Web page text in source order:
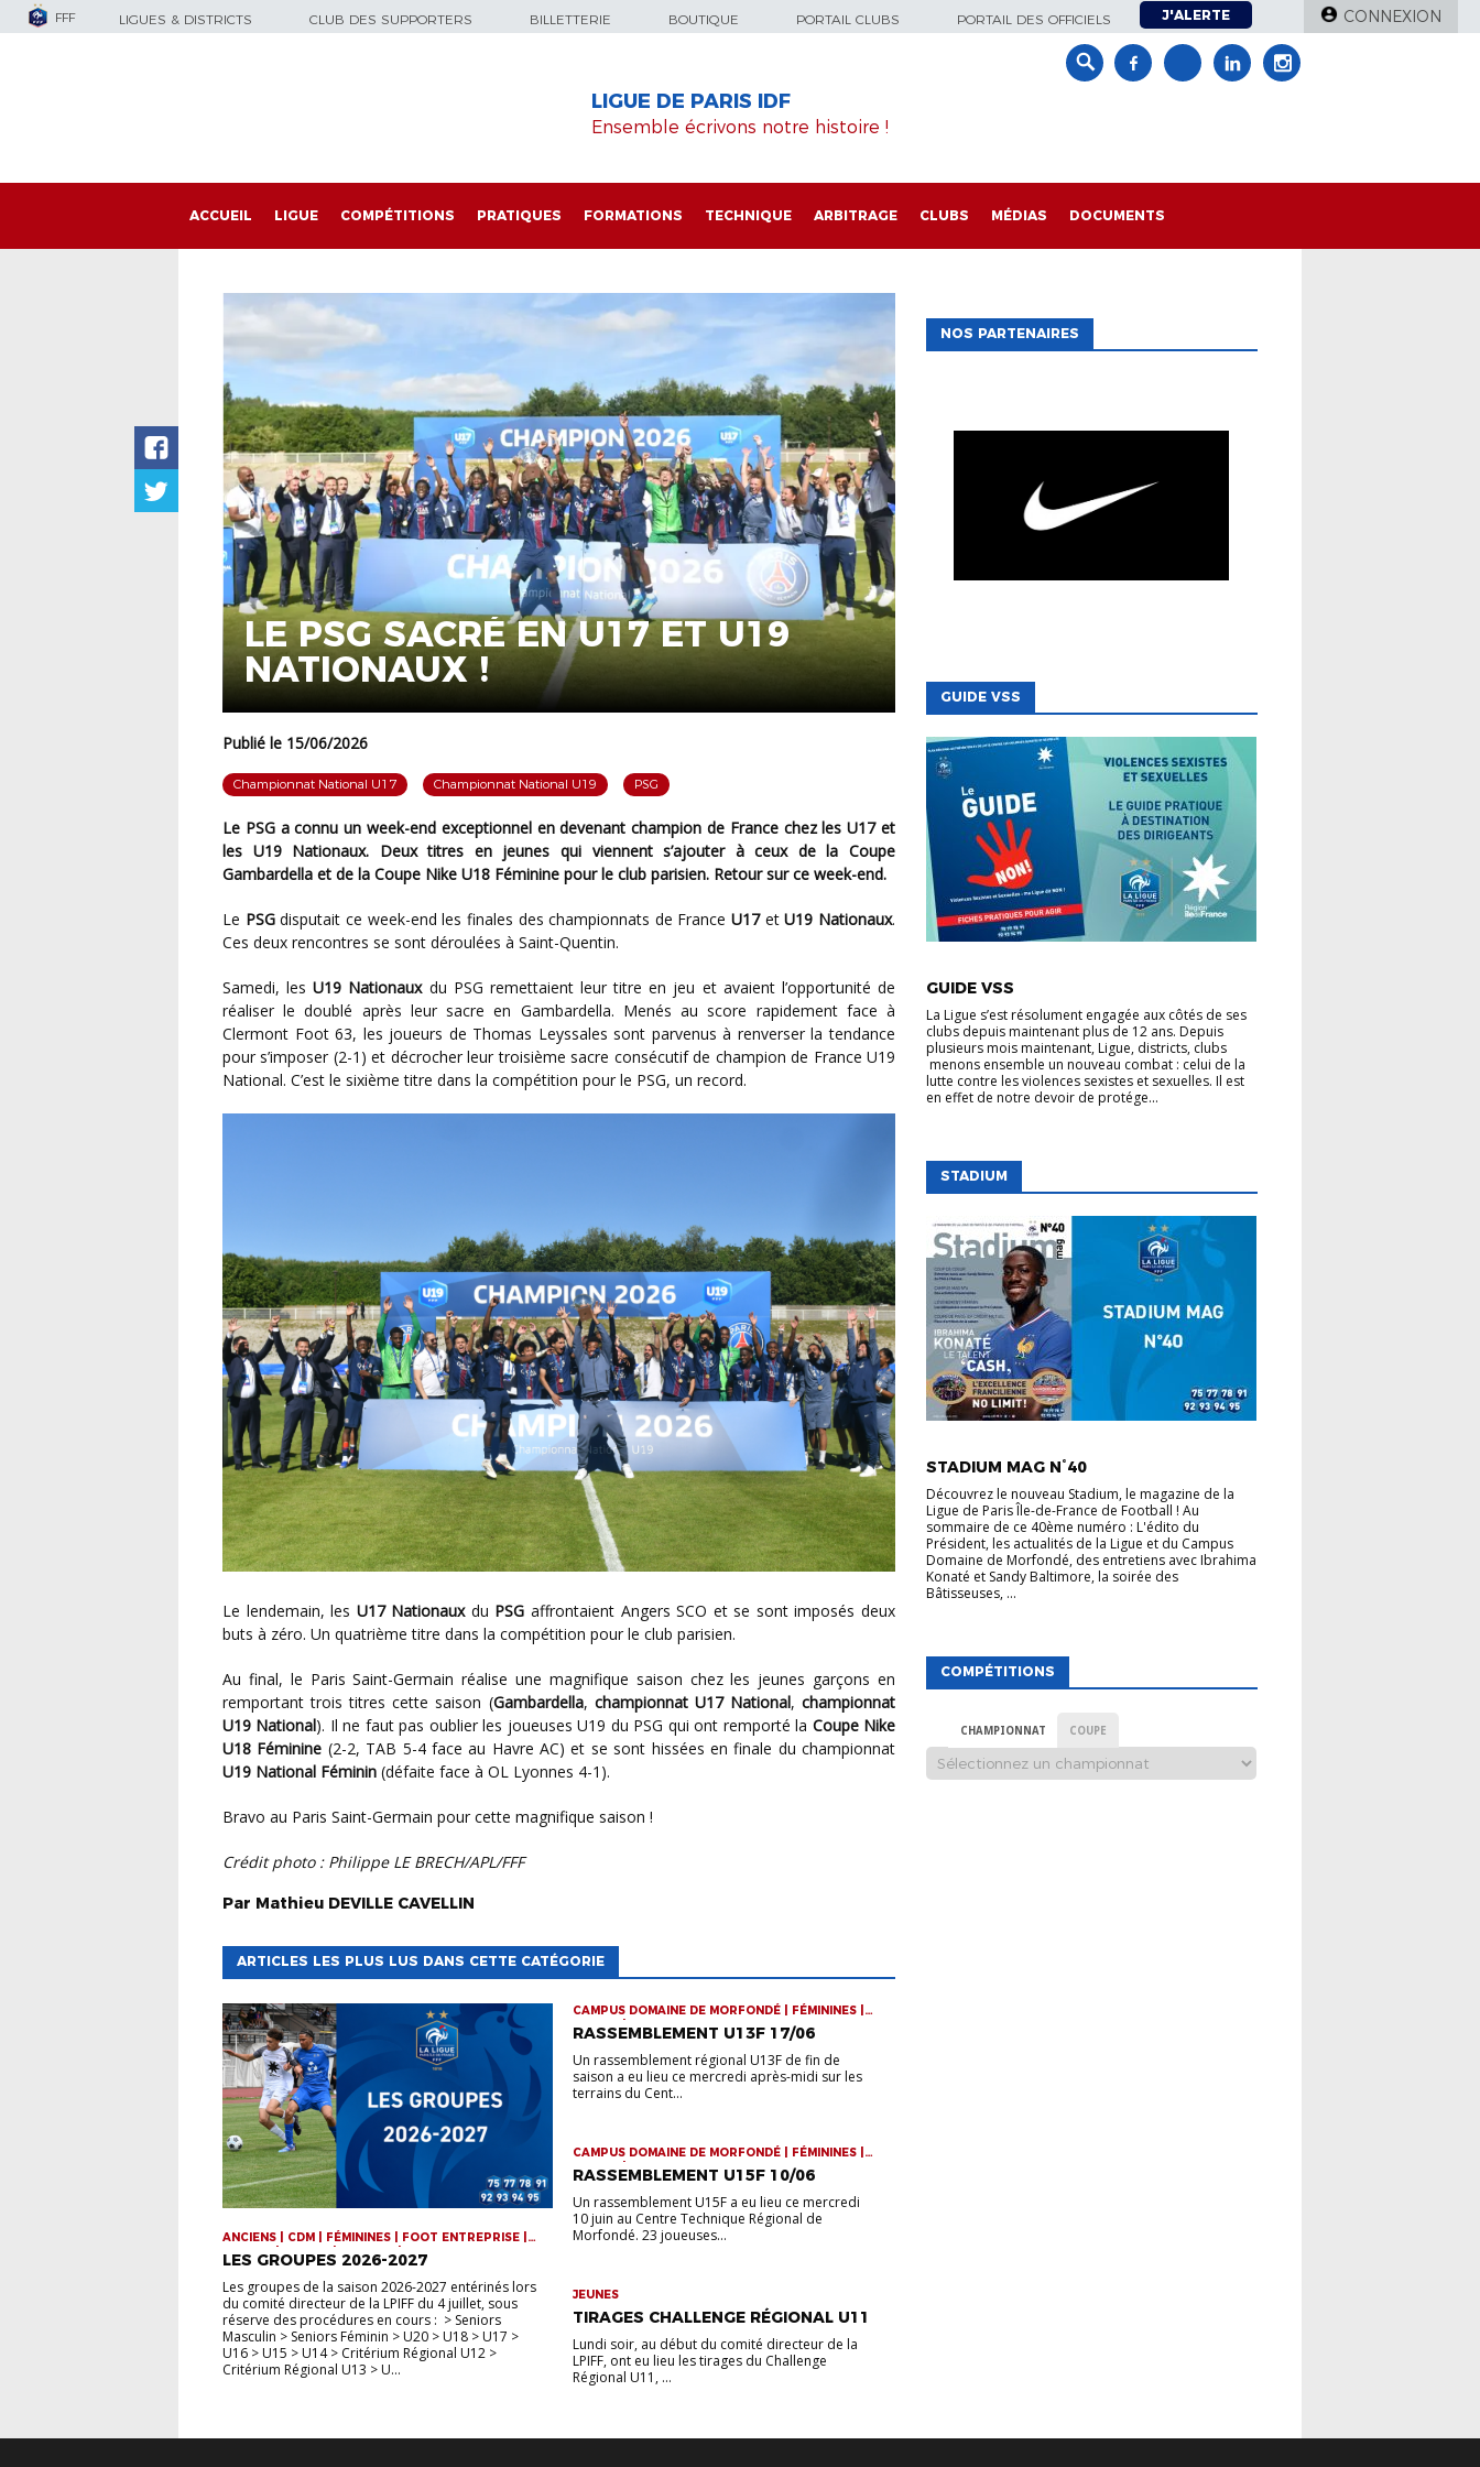
FFF LIGUES & DISTRICTS CLUB DES SUPPORTERS BILLETTERIE BOUTIQUE PORTAIL CLUBS PORTAIL DES OFFICIELS J'ALERTE CONNEXION
LIGUE DE PARIS IDF
Ensemble écrivons notre histoire !
ACCUEIL LIGUE COMPÉTITIONS PRATIQUES FORMATIONS TECHNIQUE ARBITRAGE CLUBS MÉDIAS DOCUMENTS
LE PSG SACRÉ EN U17 ET U19
NATIONAUX !
Publié le 15/06/2026
Championnat National U17 Championnat National U19 PSG
Le PSG a connu un week-end exceptionnel en devenant champion de France chez les U17 et
les U19 Nationaux. Deux titres en jeunes qui viennent s’ajouter à ceux de la Coupe
Gambardella et de la Coupe Nike U18 Féminine pour le club parisien. Retour sur ce week-end.
Le PSGdisputait ce week-end les finales des championnats de FranceU17 etU19 Nationaux.
Ces deux rencontres se sont déroulées à Saint-Quentin.
Samedi, lesU19 Nationauxdu PSG remettaient leur titre en jeu et avaient l’opportunité de
réaliser le doublé après leur sacre en Gambardella. Menés au score rapidement face à
Clermont Foot 63, les joueurs de Thomas Leyssales sont parvenus à renverser la tendance
pour s’imposer (2-1) et décrocher leur troisième sacre consécutif de champion de France U19
National. C’est le sixième titre dans la compétition pour le PSG, un record.
Le lendemain, les U17 Nationauxdu PSG affrontaient Angers SCO et se sont imposés deux
buts à zéro. Un quatrième titre dans la compétition pour le club parisien.
Au final, le Paris Saint-Germain réalise une magnifique saison chez les jeunes garçons en
remportant trois titres cette saison (Gambardella, championnat U17 National,championnat
U19 National). Il ne faut pas oublier les joueuses U19 du PSG qui ont remporté la Coupe Nike
U18 Féminine (2-2, TAB 5-4 face au Havre AC) et se sont hissées en finale du championnat
U19 National Féminin (défaite face à OL Lyonnes 4-1).
Bravo au Paris Saint-Germain pour cette magnifique saison !
Crédit photo : Philippe LE BRECH/APL/FFF
Par Mathieu DEVILLE CAVELLIN
ARTICLES LES PLUS LUS DANS CETTE CATÉGORIE
ANCIENS | CDM | FÉMININES | FOOT ENTREPRISE |
FUTSAL | JEUNES | SENIORS | VIE DE LA LIGUE
LES GROUPES 2026-2027
Les groupes de la saison 2026-2027 entérinés lors
du comité directeur de la LPIFF du 4 juillet, sous
réserve des procédures en cours : > Seniors
Masculin > Seniors Féminin > U20 > U18 > U17 >
U16 > U15 > U14 > Critérium Régional U12 >
Critérium Régional U13 > U...
CAMPUS DOMAINE DE MORFONDÉ | FÉMININES |
JEUNES | RASSEMBLEMENTS
RASSEMBLEMENT U13F 17/06
Un rassemblement régional U13F de fin de
saison a eu lieu ce mercredi après-midi sur les
terrains du Cent...
CAMPUS DOMAINE DE MORFONDÉ | FÉMININES |
JEUNES | RASSEMBLEMENTS
RASSEMBLEMENT U15F 10/06
Un rassemblement U15F a eu lieu ce mercredi
10 juin au Centre Technique Régional de
Morfondé. 23 joueuses...
JEUNES
TIRAGES CHALLENGE RÉGIONAL U11
Lundi soir, au début du comité directeur de la
LPIFF, ont eu lieu les tirages du Challenge
Régional U11, ...
NOS PARTENAIRES
GUIDE VSS
GUIDE VSS
La Ligue s’est résolument engagée aux côtés de ses
clubs depuis maintenant plus de 12 ans. Depuis
plusieurs mois maintenant, Ligue, districts, clubs
menons ensemble un nouveau combat : celui de la
lutte contre les violences sexistes et sexuelles. Il est
en effet de notre devoir de protége...
STADIUM
STADIUM MAG N°40
Découvrez le nouveau Stadium, le magazine de la
Ligue de Paris Île-de-France de Football ! Au
sommaire de ce 40ème numéro : L'édito du
Président, les actualités de la Ligue et du Campus
Domaine de Morfondé, des entretiens avec Ibrahima
Konaté et Sandy Baltimore, la soirée des
Bâtisseuses, ...
COMPÉTITIONS
CHAMPIONNAT COUPE